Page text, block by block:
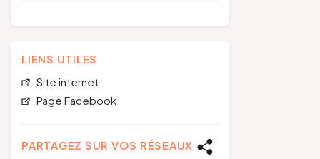
LIENS UTILES
Site internet
Page Facebook
PARTAGEZ SUR VOS RÉSEAUX